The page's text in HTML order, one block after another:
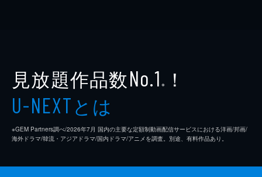
見放題作品数No.1 ※ ！
U-NEXTとは
※GEM Partners調べ/2026年7⽉ 国内の主要な定額制動画配信サービスにおける洋画/邦画/
海外ドラマ/韓流・アジアドラマ/国内ドラマ/アニメを調査。別途、有料作品あり。